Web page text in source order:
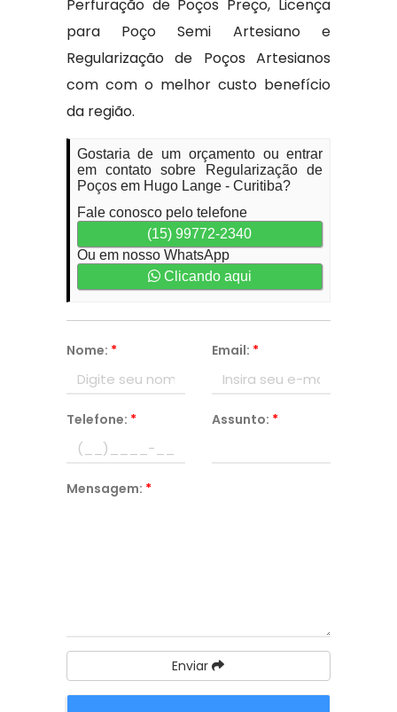
Perfuração de Poços Preço, Licença
para Poço Semi Artesiano e
Regularização de Poços Artesianos
com com o melhor custo benefício
da região.
Gostaria de um orçamento ou entrar
em contato sobre Regularização de
Poços em Hugo Lange - Curitiba?
Fale conosco pelo telefone
(15) 99772-2340
Ou em nosso WhatsApp
Clicando aqui
Nome: * Email: *
Telefone: * Assunto: *
Mensagem: *
Enviar